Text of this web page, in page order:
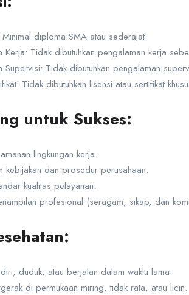
diploma SMA atau sederajat.
Kerja: Tidak dibutuhkan pengalaman kerja
Supervisi: Tidak dibutuhkan pengalaman
Tidak dibutuhkan lisensi atau sertifikat
untuk Sukses:
lingkungan kerja.
kebijakan dan prosedur perusahaan.
kualitas pelayanan.
profesional (seragam, sikap, dan
duduk, atau berjalan dalam waktu lama.
di permukaan miring, tidak rata, atau licin.